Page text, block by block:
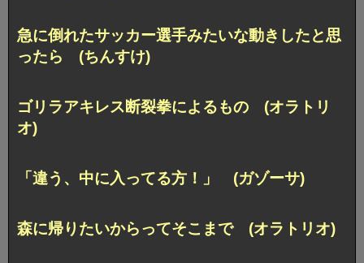
急に倒れたサッカー選手みたいな動きしたと思
ったら (ちんすけ)
ゴリラアキレス断裂拳によるもの (オラトリ
オ)
「違う、中に入ってる方！」 (ガゾーサ)
森に帰りたいからってそこまで (オラトリオ)